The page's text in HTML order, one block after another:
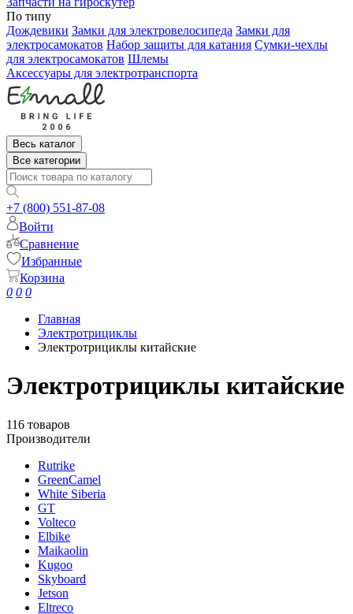
По типу
Дождевики Замки для электровелосипеда Замки для
электросамокатов Набор защиты для катания Сумки-чехлы
для электросамокатов Шлемы
Аксессуары для электротранспорта
Весь каталог
Все категории
+7 (800) 551-87-08
Войти
Сравнение
Избранные
Корзина
0 0 0
Главная
Электротрициклы
Электротрициклы китайские
Электротрициклы китайские
116 товаров
Производители
Rutrike
GreenCamel
White Siberia
GT
Volteco
Elbike
Maikaolin
Kugoo
Skyboard
Jetson
Eltreco